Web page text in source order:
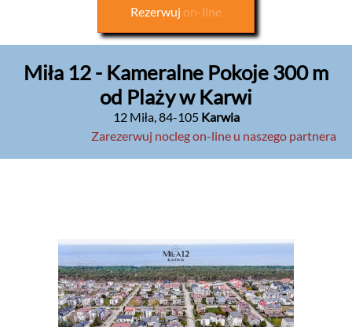
Rezerwuj on-line
Miła 12 - Kameralne Pokoje 300 m
od Plaży w Karwi
12 Miła,84-105 Karwia
Zarezerwuj nocleg on-line u naszego partnera